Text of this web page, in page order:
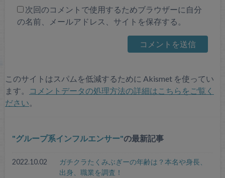
次回のコメントで使用するためブラウザーに自分
の名前、メールアドレス、サイトを保存する。
このサイトはスパムを低減するために Akismet を使ってい
ます。
コメントデータの処理方法の詳細はこちらをご覧く
ださい
グループ系インフルエンサー の最新記事
2022.10.02
ガチクラたくみぶぎーの年齢は？本名や身長、
出身、職業を調査！